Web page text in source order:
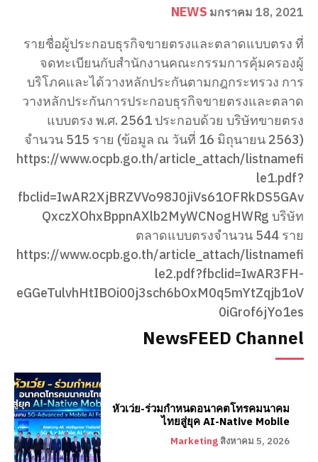
NEWS มกราคม 18, 2021
รายชื่อผู้ประกอบธุรกิจขายตรงและตลาดแบบตรง ที่
จดทะเบียนกับสำนักงานคณะกรรมการคุ้มครองผู้
บริโภคและได้วางหลักประกันตามกฎกระทรวง การ
วางหลักประกันการประกอบธุรกิจขายตรงและตลาด
แบบตรง พ.ศ. 2561 ประกอบด้วย บริษัทขายตรง
จำนวน 515 ราย (ข้อมูล ณ วันที่ 16 มิถุนายน 2563)
https://www.ocpb.go.th/article_attach/listnamefi
le1.pdf?
fbclid=IwAR2XjBRZVVo98J0jiVs61OFRkDS5GAv
QxczXOhxBppnAXlb2MyWCNogHWRg บริษัท
ตลาดแบบตรงจำนวน 544 ราย
https://www.ocpb.go.th/article_attach/listnamefi
le2.pdf?fbclid=IwAR3FH-
eGGeTulvhHtIBOi00j3sch6bOxM0q5mYtZqjb1oV
0iGrof6jYo1es
NewsFEED Channel
หัวเว่ย-ร่วมกำหนดอนาคตโทรคมนาคม
ไทยสู่ยุค AI-Native Mobile
Marketing สิงหาคม 5, 2026